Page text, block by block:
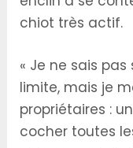
chiot très actif.
« Je ne sais
limite, mais je
propriétaires :
cocher toutes